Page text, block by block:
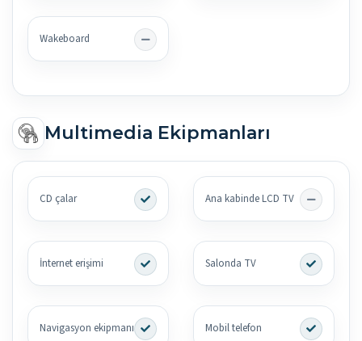
Wakeboard
Multimedia Ekipmanları
CD çalar Ana kabinde LCD TV
İnternet erişimi Salonda TV
Navigasyon ekipmanı Mobil telefon